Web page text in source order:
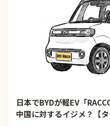
日本でBYDが軽EV「
中国に対するイジメ？【タ